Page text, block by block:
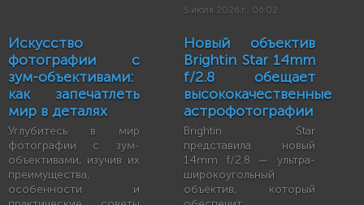
5 июля 2026 г., 06:02
Искусство
фотографии с
зум-объективами:
как запечатлеть
мир в деталях
Углубитесь в мир
фотографии с зум-
объективами, изучив их
преимущества,
особенности и
Новый объектив
Brightin Star 14mm
f/2.8 обещает
высококачественные
астрофотографии
Brightin Star
представила новый
14mm f/2.8 — ультра-
широкоугольный
объектив, который